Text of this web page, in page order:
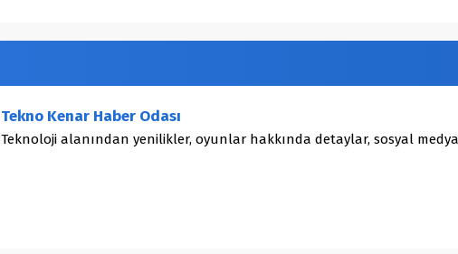
Tekno Kenar Haber Odası
Teknoloji alanından yenilikler, oyunlar hakkında detaylar, sosyal